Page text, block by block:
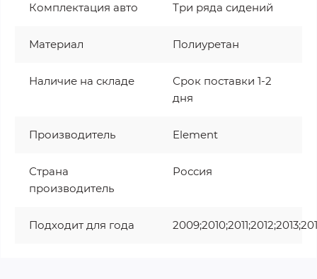
Комплектация авто Три ряда сидений
Материал Полиуретан
Наличие на складе
Срок поставки 1-2
дня
Производитель Element
Страна
производитель
Россия
Подходит для года